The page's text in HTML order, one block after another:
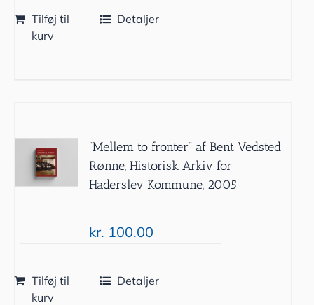
Tilføj til
kurv
Detaljer
”Mellem to fronter” af Bent Vedsted
Rønne, Historisk Arkiv for
Haderslev Kommune, 2005
kr. 100.00
Tilføj til
kurv
Detaljer